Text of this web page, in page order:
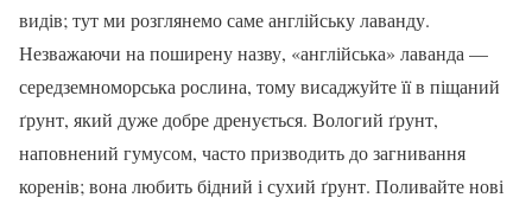
видів; тут ми розглянемо саме англійську лаванду.
Незважаючи на поширену назву, «англійська» лаванда —
середземноморська рослина, тому висаджуйте її в піщаний
ґрунт, який дуже добре дренується. Вологий ґрунт,
наповнений гумусом, часто призводить до загнивання
коренів; вона любить бідний і сухий ґрунт. Поливайте нові